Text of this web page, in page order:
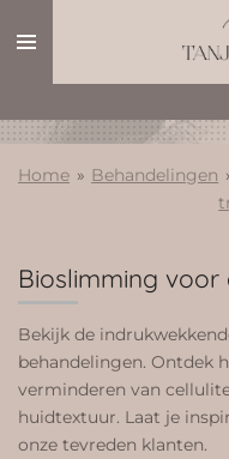
direct
hoofdinhoud
Home » Behandelingen
Bioslimming
Bekijk de
behandelingen. Ontdek
verminderen van
huidtextuur. Laat je
onze tevreden klanten.